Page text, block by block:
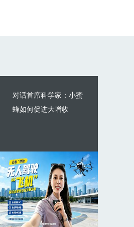
对话首席科学家：小蜜
蜂如何促进大增收